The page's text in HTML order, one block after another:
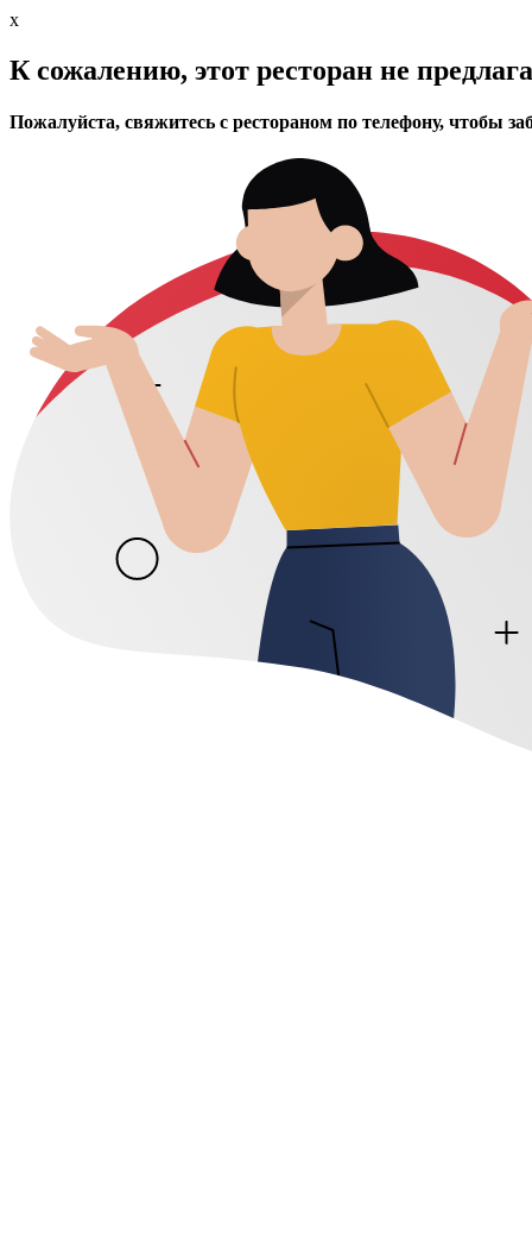
x
К сожалению, этот ресторан не
Пожалуйста, свяжитесь с рестораном по телефону, чтобы